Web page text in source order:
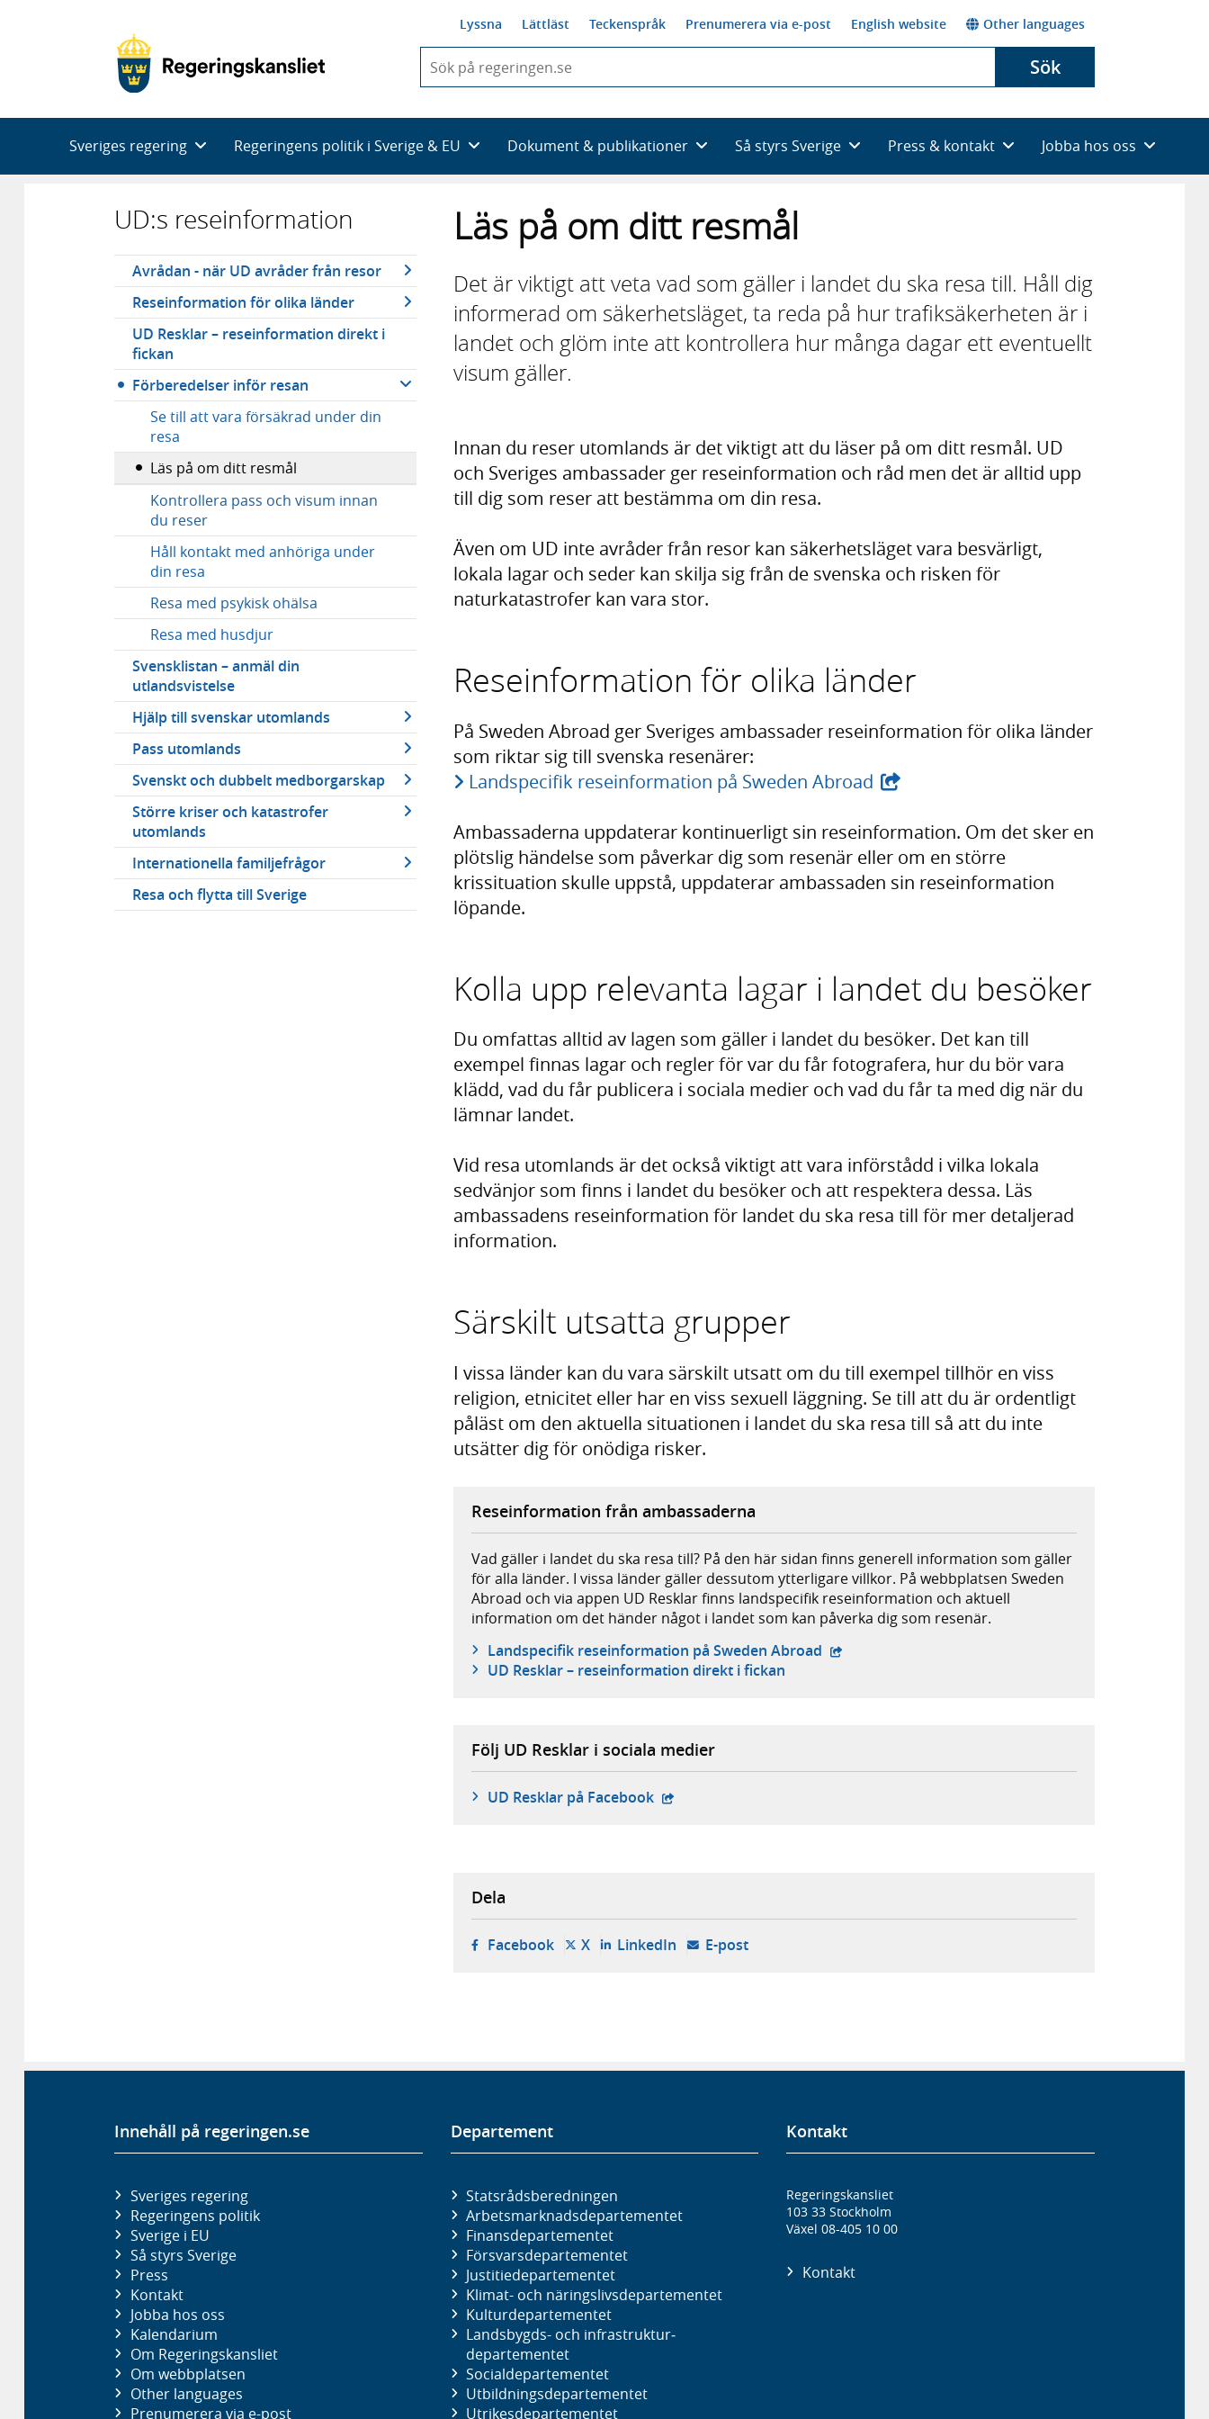
Lyssna Lättläst Teckenspråk Prenumerera via e-post English website Other languages
du
skriva
framträder
en
sökförslag
Sök
Sveriges regering Regeringens politik i Sverige & EU Dokument & publikationer Så styrs Sverige Press & kontakt Jobba hos oss
Undernavigering
UD:s reseinformation
Avrådan - när UD avråder från resor
Reseinformation för olika länder
UD Resklar – reseinformation direkt i
fickan
Förberedelser inför resan
Se till att vara försäkrad under din
resa
Läs på om ditt resmål
Kontrollera pass och visum innan
du reser
Håll kontakt med anhöriga under
din resa
Resa med psykisk ohälsa
Resa med husdjur
Svensklistan – anmäl din
utlandsvistelse
Hjälp till svenskar utomlands
Pass utomlands
Svenskt och dubbelt medborgarskap
Större kriser och katastrofer
utomlands
Internationella familjefrågor
Resa och flytta till Sverige
Läs på om ditt resmål
Det är viktigt att veta vad som gäller i landet du ska resa till. Håll dig
informerad om säkerhetsläget, ta reda på hur trafiksäkerheten är i
landet och glöm inte att kontrollera hur många dagar ett eventuellt
visum gäller.
Innan du reser utomlands är det viktigt att du läser på om ditt resmål. UD
och Sveriges ambassader ger reseinformation och råd men det är alltid upp
till dig som reser att bestämma om din resa.
Även om UD inte avråder från resor kan säkerhetsläget vara besvärligt,
lokala lagar och seder kan skilja sig från de svenska och risken för
naturkatastrofer kan vara stor.
Reseinformation för olika länder
På Sweden Abroad ger Sveriges ambassader reseinformation för olika länder
som riktar sig till svenska resenärer:
Landspecifik reseinformation på Sweden Abroad
Ambassaderna uppdaterar kontinuerligt sin reseinformation. Om det sker en
plötslig händelse som påverkar dig som resenär eller om en större
krissituation skulle uppstå, uppdaterar ambassaden sin reseinformation
löpande.
Kolla upp relevanta lagar i landet du besöker
Du omfattas alltid av lagen som gäller i landet du besöker. Det kan till
exempel finnas lagar och regler för var du får fotografera, hur du bör vara
klädd, vad du får publicera i sociala medier och vad du får ta med dig när du
lämnar landet.
Vid resa utomlands är det också viktigt att vara införstådd i vilka lokala
sedvänjor som finns i landet du besöker och att respektera dessa. Läs
ambassadens reseinformation för landet du ska resa till för mer detaljerad
information.
Särskilt utsatta grupper
I vissa länder kan du vara särskilt utsatt om du till exempel tillhör en viss
religion, etnicitet eller har en viss sexuell läggning. Se till att du är ordentligt
påläst om den aktuella situationen i landet du ska resa till så att du inte
utsätter dig för onödiga risker.
Reseinformation från ambassaderna
Vad gäller i landet du ska resa till? På den här sidan finns generell information som gäller
för alla länder. I vissa länder gäller dessutom ytterligare villkor. På webbplatsen Sweden
Abroad och via appen UD Resklar finns landspecifik reseinformation och aktuell
information om det händer något i landet som kan påverka dig som resenär.
Landspecifik reseinformation på Sweden Abroad - extern webbplats,
UD Resklar – reseinformation direkt i fickan
Följ UD Resklar i sociala medier
UD Resklar på Facebook - extern webbplats,
Dela
Facebook- öppnas i ny flik, extern webbplats,
X- öppnas i ny flik, extern webbplats,
LinkedIn- öppnas i ny flik, extern webbplats,
E-post- öppnar din e-postklient,
Innehåll på regeringen.se
Sveriges regering
Regeringens politik
Sverige i EU
Så styrs Sverige
Press
Kontakt
Jobba hos oss
Kalendarium
Om Regeringskansliet
Om webbplatsen
Other languages
Prenumerera via e-post
Departement
Statsrådsberedningen
Arbetsmarknads­departementet
Finans­departementet
Försvars­departementet
Justitie­departementet
Klimat- och näringslivs­departementet
Kultur­departementet
Landsbygds- och infrastruktur­
departementet
Social­departementet
Utbildnings­departementet
Utrikes­departementet
Kontakt
Regeringskansliet
103 33 Stockholm
Växel 08-405 10 00
Kontakt